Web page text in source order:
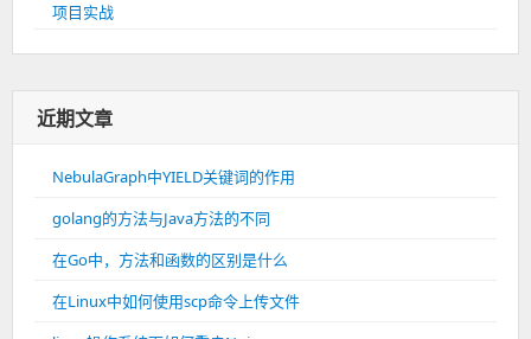
项目实战
近期文章
NebulaGraph中YIELD关键词的作用
golang的方法与Java方法的不同
在Go中，方法和函数的区别是什么
在Linux中如何使用scp命令上传文件